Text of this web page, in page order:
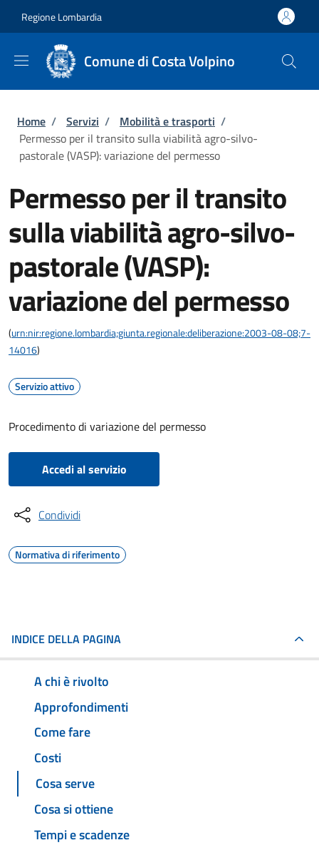
Regione Lombardia
Comune di Costa Volpino
Briciole di pane
Home / Servizi / Mobilità e trasporti /
Permesso per il transito sulla viabilità agro-silvo-
pastorale (VASP): variazione del permesso
Permesso per il transito
sulla viabilità agro-silvo-
pastorale (VASP):
variazione del permesso
(urn:nir:regione.lombardia;giunta.regionale:deliberazione:2003-08-08;7-
14016)
Servizio attivo
Procedimento di variazione del permesso
Accedi al servizio
Condividi
Normativa di riferimento
INDICE DELLA PAGINA
A chi è rivolto
Approfondimenti
Come fare
Costi
Cosa serve
Cosa si ottiene
Tempi e scadenze